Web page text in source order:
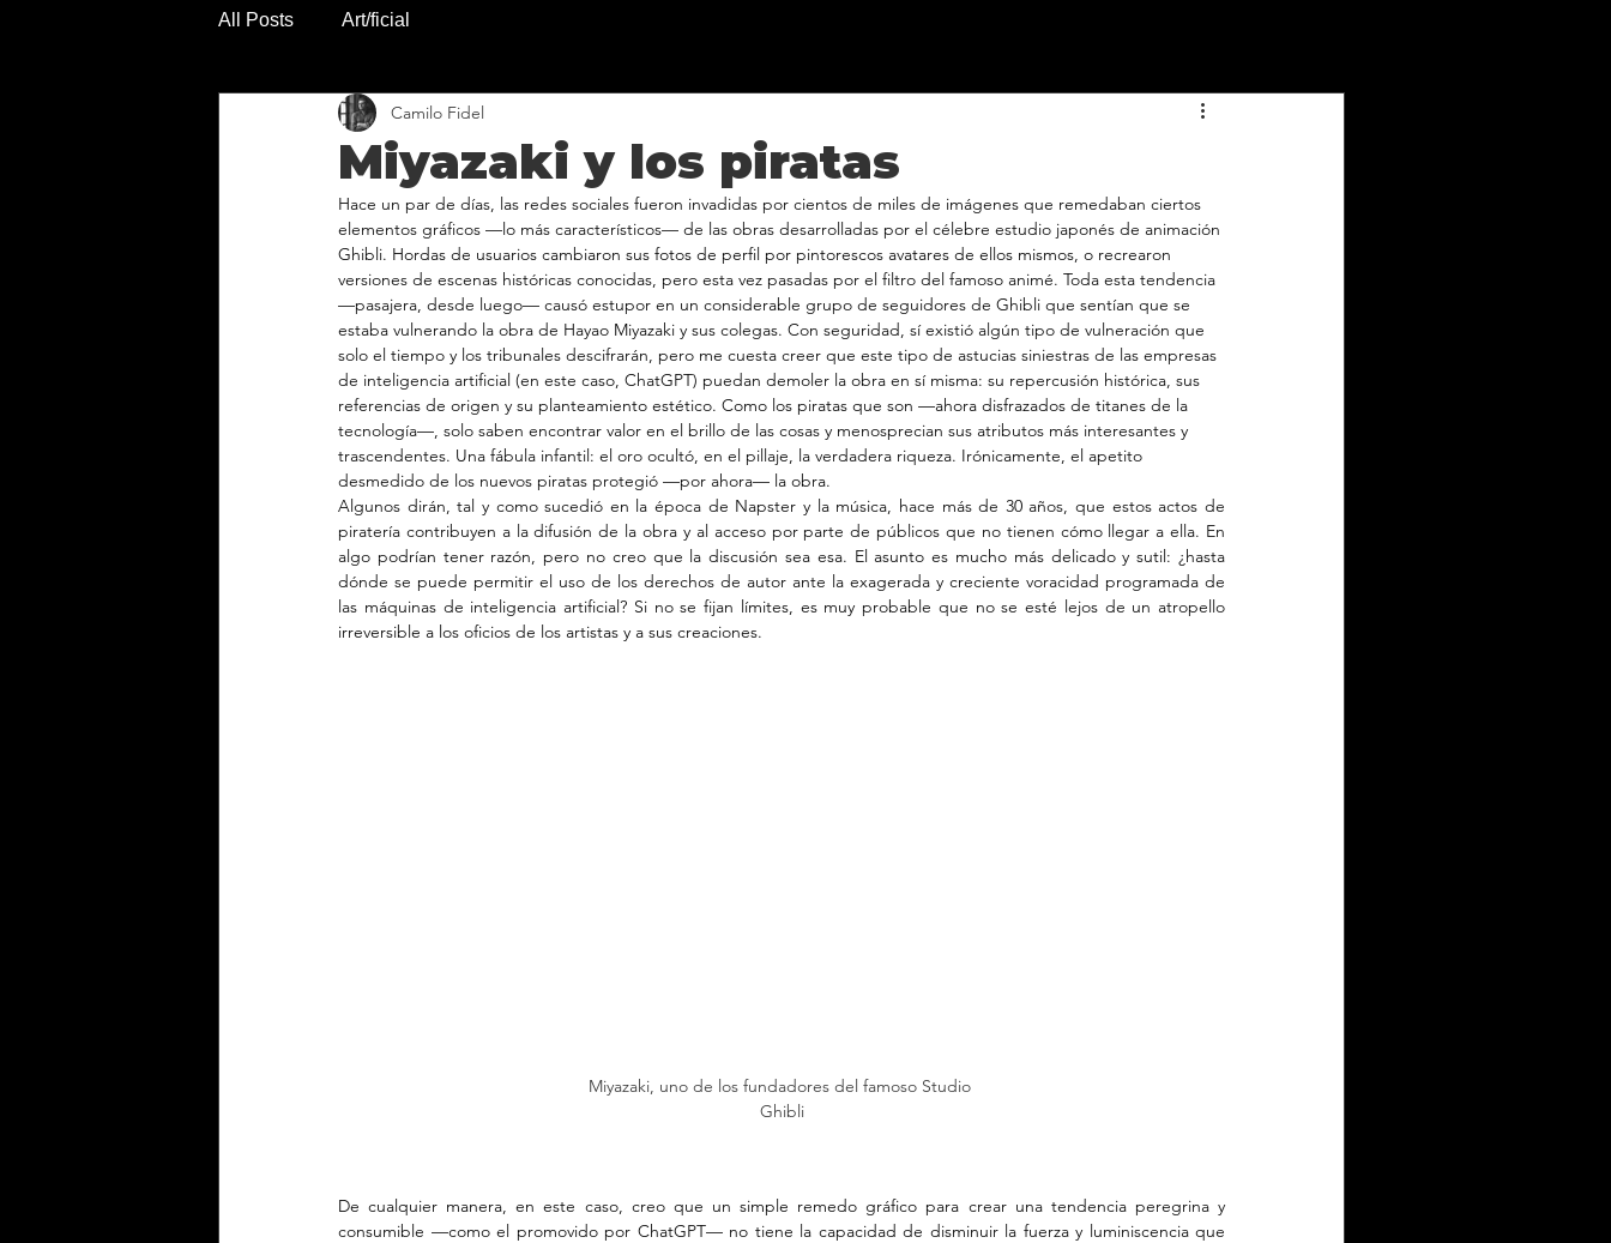
All Posts Art/ficial
Miyazaki y los piratas
Camilo Fidel
Hace un par de días, las redes sociales fueron invadidas por cientos de miles de imágenes que remedaban ciertos
elementos gráficos —lo más característicos— de las obras desarrolladas por el célebre estudio japonés de animación
Ghibli. Hordas de usuarios cambiaron sus fotos de perfil por pintorescos avatares de ellos mismos, o recrearon
versiones de escenas históricas conocidas, pero esta vez pasadas por el filtro del famoso animé. Toda esta tendencia
—pasajera, desde luego— causó estupor en un considerable grupo de seguidores de Ghibli que sentían que se
estaba vulnerando la obra de Hayao Miyazaki y sus colegas. Con seguridad, sí existió algún tipo de vulneración que
solo el tiempo y los tribunales descifrarán, pero me cuesta creer que este tipo de astucias siniestras de las empresas
de inteligencia artificial (en este caso, ChatGPT) puedan demoler la obra en sí misma: su repercusión histórica, sus
referencias de origen y su planteamiento estético. Como los piratas que son —ahora disfrazados de titanes de la
tecnología—, solo saben encontrar valor en el brillo de las cosas y menosprecian sus atributos más interesantes y
trascendentes. Una fábula infantil: el oro ocultó, en el pillaje, la verdadera riqueza. Irónicamente, el apetito
desmedido de los nuevos piratas protegió —por ahora— la obra.
Algunos dirán, tal y como sucedió en la época de Napster y la música, hace más de 30 años, que estos actos de
piratería contribuyen a la difusión de la obra y al acceso por parte de públicos que no tienen cómo llegar a ella. En
algo podrían tener razón, pero no creo que la discusión sea esa. El asunto es mucho más delicado y sutil: ¿hasta
dónde se puede permitir el uso de los derechos de autor ante la exagerada y creciente voracidad programada de
las máquinas de inteligencia artificial? Si no se fijan límites, es muy probable que no se esté lejos de un atropello
irreversible a los oficios de los artistas y a sus creaciones.
Miyazaki, uno de los fundadores del famoso Studio
Ghibli
De cualquier manera, en este caso, creo que un simple remedo gráfico para crear una tendencia peregrina y
consumible —como el promovido por ChatGPT— no tiene la capacidad de disminuir la fuerza y luminiscencia que